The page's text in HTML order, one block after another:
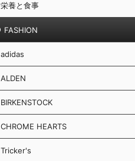
栄養と食事
FASHION
adidas
ALDEN
BIRKENSTOCK
CHROME HEARTS
Tricker's